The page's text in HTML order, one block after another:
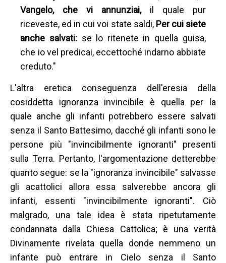
Vangelo, che vi annunziai,il quale pur
riceveste, ed in cui voi state saldi, Per cui siete
anche salvati: se lo ritenete in quella guisa,
che io vel predicai, eccettoché indarno abbiate
creduto."
L'altra eretica conseguenza dell'eresia della
cosiddetta ignoranza invincibile è quella per la
quale anche gli infanti potrebbero essere salvati
senza il Santo Battesimo, dacché gli infanti sono le
persone più "invincibilmente ignoranti" presenti
sulla Terra. Pertanto, l'argomentazione detterebbe
quanto segue: se la "ignoranza invincibile" salvasse
gli acattolici allora essa salverebbe ancora gli
infanti, essenti "invincibilmente ignoranti". Ciò
malgrado, una tale idea è stata ripetutamente
condannata dalla Chiesa Cattolica; è una verità
Divinamente rivelata quella donde nemmeno un
infante può entrare in Cielo senza il Santo